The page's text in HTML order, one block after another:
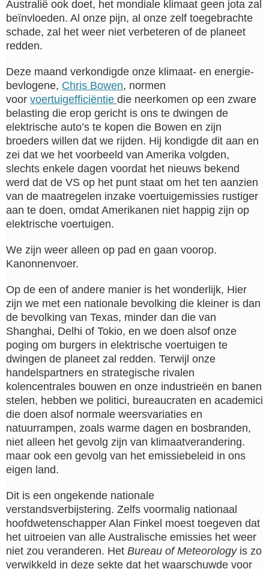
Australië ook doet, het mondiale klimaat geen jota zal
beïnvloeden. Al onze pijn, al onze zelf toegebrachte
schade, zal het weer niet verbeteren of de planeet
redden.
Deze maand verkondigde onze klimaat- en energie-
bevlogene, Chris Bowen, normen
voor voertuigefficiëntie die neerkomen op een zware
belasting die erop gericht is ons te dwingen de
elektrische auto’s te kopen die Bowen en zijn
broeders willen dat we rijden. Hij kondigde dit aan en
zei dat we het voorbeeld van Amerika volgden,
slechts enkele dagen voordat het nieuws bekend
werd dat de VS op het punt staat om het ten aanzien
van de maatregelen inzake voertuigemissies rustiger
aan te doen, omdat Amerikanen niet happig zijn op
elektrische voertuigen.
We zijn weer alleen op pad en gaan voorop.
Kanonnenvoer.
Op de een of andere manier is het wonderlijk, Hier
zijn we met een nationale bevolking die kleiner is dan
de bevolking van Texas, minder dan die van
Shanghai, Delhi of Tokio, en we doen alsof onze
poging om burgers in elektrische voertuigen te
dwingen de planeet zal redden. Terwijl onze
handelspartners en strategische rivalen
kolencentrales bouwen en onze industrieën en banen
stelen, hebben we politici, bureaucraten en academici
die doen alsof normale weersvariaties en
natuurrampen, zoals warme dagen en bosbranden,
niet alleen het gevolg zijn van klimaatverandering.
maar ook een gevolg van het emissiebeleid in ons
eigen land.
Dit is een ongekende nationale
verstandsverbijstering. Zelfs voormalig nationaal
hoofdwetenschapper Alan Finkel moest toegeven dat
het uitroeien van alle Australische emissies het weer
niet zou veranderen. Het Bureau of Meteorologyis zo
verwikkeld in deze sekte dat het waarschuwde voor